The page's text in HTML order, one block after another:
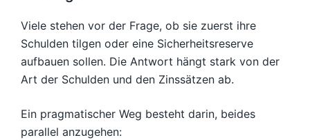
Viele stehen vor der Frage, ob sie zuerst ihre
Schulden tilgen oder eine Sicherheitsreserve
aufbauen sollen. Die Antwort hängt stark von der
Art der Schulden und den Zinssätzen ab.
Ein pragmatischer Weg besteht darin, beides
parallel anzugehen: